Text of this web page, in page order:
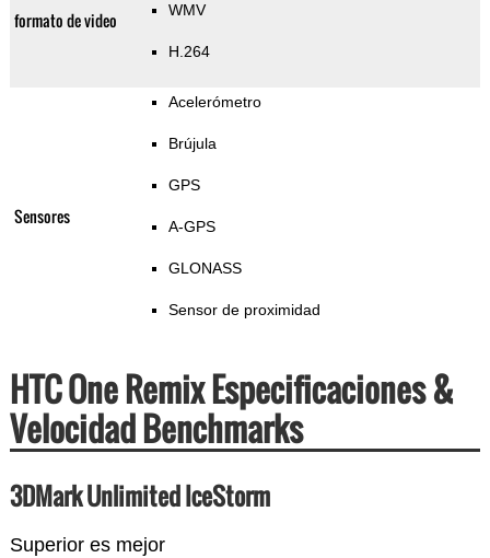
formato de video WMV
H.264
Sensores
Acelerómetro
Brújula
GPS
A-GPS
GLONASS
Sensor de proximidad
HTC One Remix Especificaciones &
Velocidad Benchmarks
3DMark Unlimited IceStorm
Superior es mejor